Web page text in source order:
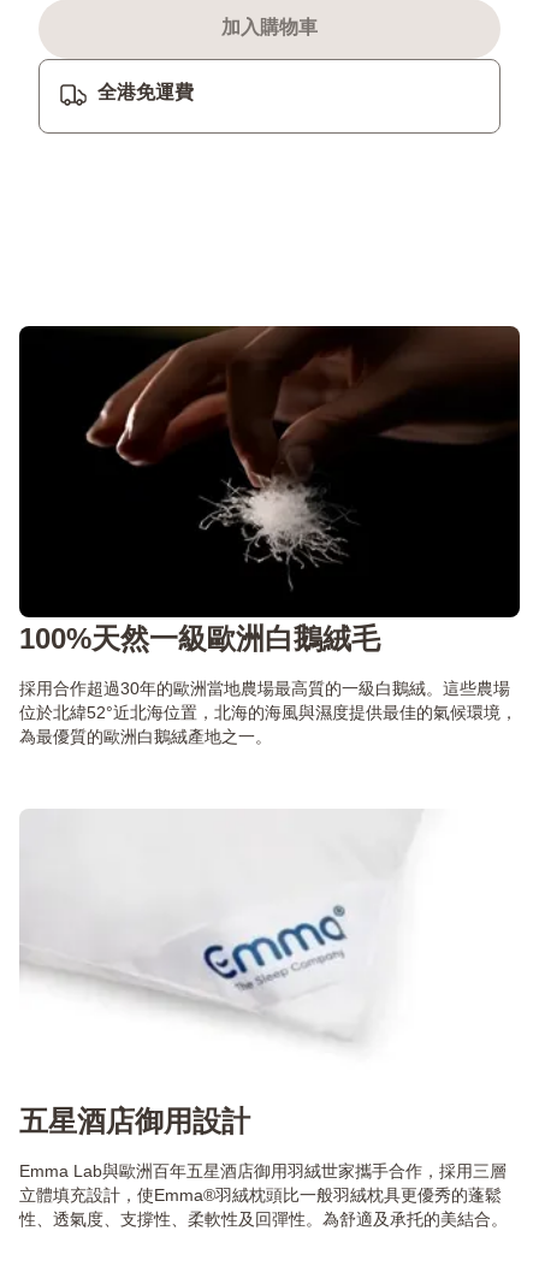
加入購物車
全港免運費
100%天然一級歐洲白鵝絨毛
採用合作超過30年的歐洲當地農場最高質的一級白鵝絨。這些農場
位於北緯52°近北海位置，北海的海風與濕度提供最佳的氣候環境，
為最優質的歐洲白鵝絨產地之一。
五星酒店御用設計
Emma Lab與歐洲百年五星酒店御用羽絨世家攜手合作，採用三層
立體填充設計，使Emma®羽絨枕頭比一般羽絨枕具更優秀的蓬鬆
性、透氣度、支撐性、柔軟性及回彈性。為舒適及承托的美結合。